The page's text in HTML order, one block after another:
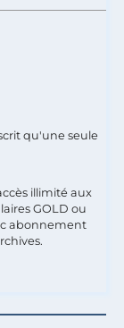
qu'une seule
illimité aux
GOLD ou
abonnement